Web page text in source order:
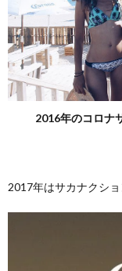
2016年のコロナ
2017年はサカナクショ